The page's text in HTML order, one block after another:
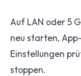
Auf LAN oder 5
neu starten,
Einstellungen
stoppen.